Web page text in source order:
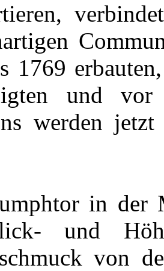
1769
und
werden
in der
und
von